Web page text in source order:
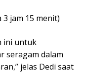
jam 15 menit)
ini untuk
seragam dalam
jelas Dedi saat